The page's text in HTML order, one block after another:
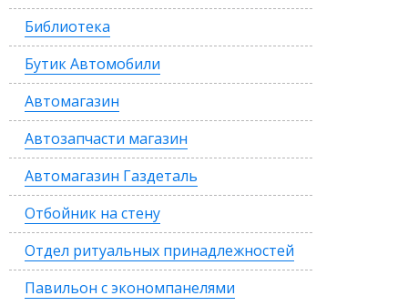
Библиотека
Бутик Автомобили
Автомагазин
Автозапчасти магазин
Автомагазин Газдеталь
Отбойник на стену
Отдел ритуальных принадлежностей
Павильон с экономпанелями